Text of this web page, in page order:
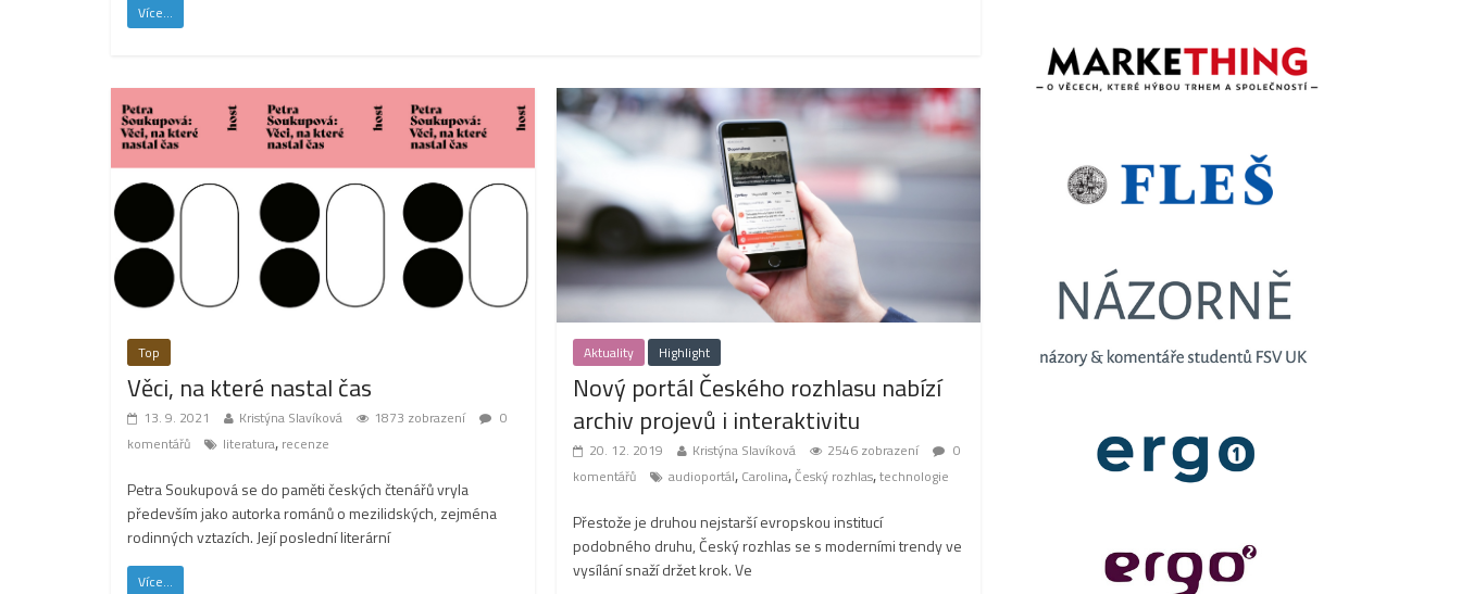
Více...
Top
Věci, na které nastal čas
13. 9. 2021 Kristýna Slavíková 1873 zobrazení
0
komentářů
literatura, recenze
Petra Soukupová se do paměti českých čtenářů vryla
především jako autorka románů o mezilidských, zejména
rodinných vztazích. Její poslední literární
Více...
Aktuality Highlight
Nový portál Českého rozhlasu nabízí
archiv projevů i interaktivitu
20. 12. 2019 Kristýna Slavíková 2546 zobrazení
0
komentářů
audioportál, Carolina,Český rozhlas,technologie
Přestože je druhou nejstarší evropskou institucí
podobného druhu, Český rozhlas se s moderními trendy ve
vysílání snaží držet krok. Ve